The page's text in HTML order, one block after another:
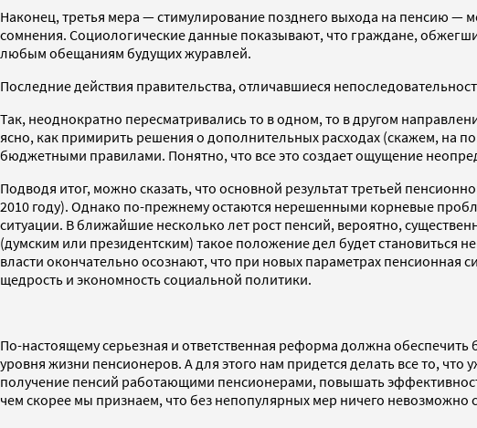
Наконец, третья мера — стимулирование позднего выхода на пенсию —
сомнения. Социологические данные показывают, что граждане,
любым обещаниям будущих журавлей.
Последние действия правительства, отличавшиеся
Так, неоднократно пересматривались то в одном, то в другом
ясно, как примирить решения о дополнительных расходах (скажем, на
бюджетными правилами. Понятно, что все это создает ощущение
Подводя итог, можно сказать, что основной результат третьей
2010 году). Однако по-прежнему остаются нерешенными корневые
ситуации. В ближайшие несколько лет рост пенсий, вероятно,
(думским или президентским) такое положение дел будет
власти окончательно осознают, что при новых параметрах
щедрость и экономность социальной политики.
По-настоящему серьезная и ответственная реформа должна
уровня жизни пенсионеров. А для этого нам придется делать все то,
получение пенсий работающими пенсионерами, повышать
чем скорее мы признаем, что без непопулярных мер ничего